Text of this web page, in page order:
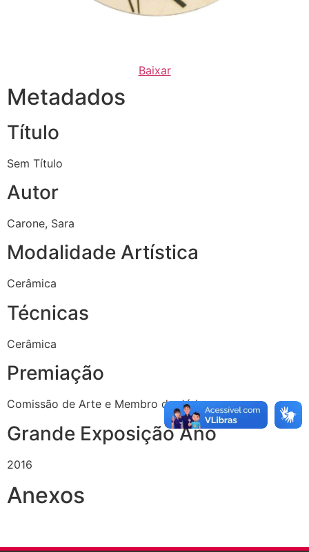
Baixar
Metadados
Título
Sem Título
Autor
Carone, Sara
Modalidade Artística
Cerâmica
Técnicas
Cerâmica
Premiação
Comissão de Arte e Membro do Júri
Grande Exposição Ano
2016
Anexos